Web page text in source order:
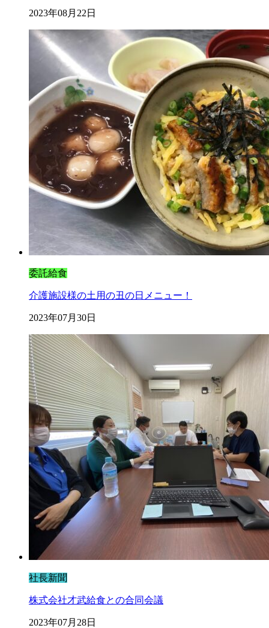
2023年08月22日
委託給食
介護施設様の土用の丑の日メニュー！
2023年07月30日
社長新聞
株式会社才武給食との合同会議
2023年07月28日